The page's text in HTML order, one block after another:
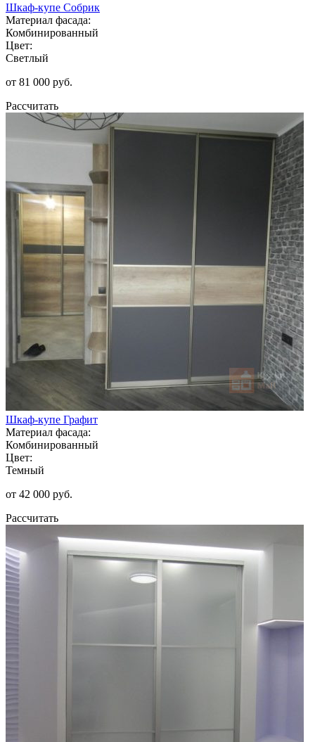
Шкаф-купе Собрик
Материал фасада:
Комбинированный
Цвет:
Светлый
от 81 000 руб.
Рассчитать
Шкаф-купе Графит
Материал фасада:
Комбинированный
Цвет:
Темный
от 42 000 руб.
Рассчитать